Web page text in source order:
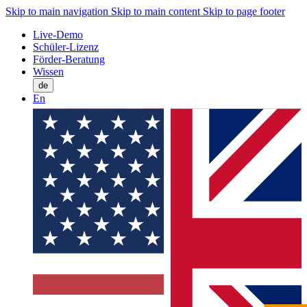
Skip to main navigation Skip to main content Skip to page footer
Live-Demo
Schüler-Lizenz
Förder-Beratung
Wissen
de
En